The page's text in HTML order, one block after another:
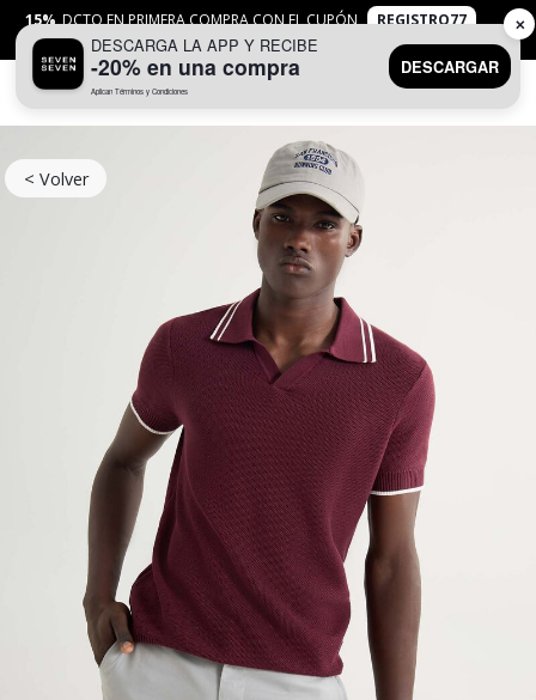
15% DCTO EN PRIMERA COMPRA CON EL CUPÓN
REGISTRO77
APLICANTYC
< Volver
DESCARGA LA APP Y RECIBE
-20% en una compra
Aplican Términos y Condiciones
DESCARGAR
✕